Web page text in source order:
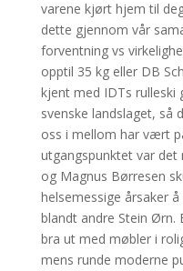
varene kjørt hjem til
dette gjennom vår
forventning vs
opptil 35 kg eller DB
kjent med IDTs rulleski
svenske landslaget, så
oss i mellom har vært
utgangspunktet var det
og Magnus Børresen
helsemessige årsaker
blandt andre Stein Ørn.
bra ut med møbler i
mens runde moderne